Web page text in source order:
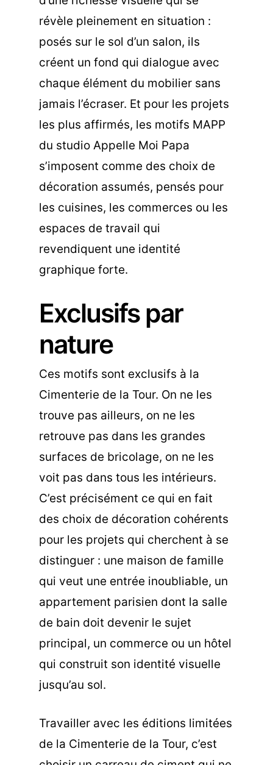
révèle pleinement en situation :
posés sur le sol d’un salon, ils
créent un fond qui dialogue avec
chaque élément du mobilier sans
jamais l’écraser. Et pour les projets
les plus affirmés, les motifs MAPP
du studio Appelle Moi Papa
s’imposent comme des choix de
décoration assumés, pensés pour
les cuisines, les commerces ou les
espaces de travail qui
revendiquent une identité
graphique forte.
Exclusifs par
nature
Ces motifs sont exclusifs à la
Cimenterie de la Tour. On ne les
trouve pas ailleurs, on ne les
retrouve pas dans les grandes
surfaces de bricolage, on ne les
voit pas dans tous les intérieurs.
C’est précisément ce qui en fait
des choix de décoration cohérents
pour les projets qui cherchent à se
distinguer : une maison de famille
qui veut une entrée inoubliable, un
appartement parisien dont la salle
de bain doit devenir le sujet
principal, un commerce ou un hôtel
qui construit son identité visuelle
jusqu’au sol.
Travailler avec les éditions limitées
de la Cimenterie de la Tour, c’est